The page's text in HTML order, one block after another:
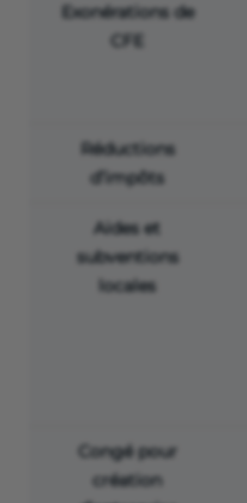
Exonérations de
CFE
Réductions
d’impôts
Aides et
subventions
locales
Congé pour
création